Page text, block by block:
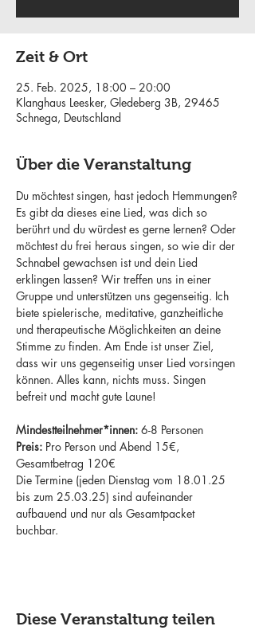
Zeit & Ort
25. Feb. 2025, 18:00 – 20:00
Klanghaus Leesker, Gledeberg 3B, 29465
Schnega, Deutschland
Über die Veranstaltung
Du möchtest singen, hast jedoch Hemmungen?
Es gibt da dieses eine Lied, was dich so
berührt und du würdest es gerne lernen? Oder
möchtest du frei heraus singen, so wie dir der
Schnabel gewachsen ist und dein Lied
erklingen lassen? Wir treffen uns in einer
Gruppe und unterstützen uns gegenseitig. Ich
biete spielerische, meditative, ganzheitliche
und therapeutische Möglichkeiten an deine
Stimme zu finden. Am Ende ist unser Ziel,
dass wir uns gegenseitig unser Lied vorsingen
können. Alles kann, nichts muss. Singen
befreit und macht gute Laune!
Mindestteilnehmer*innen: 6-8 Personen
Preis: Pro Person und Abend 15€,
Gesamtbetrag 120€
Die Termine (jeden Dienstag vom 18.01.25
bis zum 25.03.25) sind aufeinander
aufbauend und nur als Gesamtpacket
buchbar.
Diese Veranstaltung teilen